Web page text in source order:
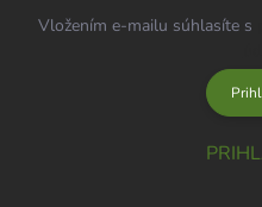
Vložením e-mailu súhlasíte s